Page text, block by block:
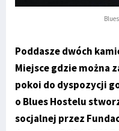
Poddasze dwóch
Miejsce gdzie można
pokoi do dyspozycji
o Blues Hostelu
socjalnej przez